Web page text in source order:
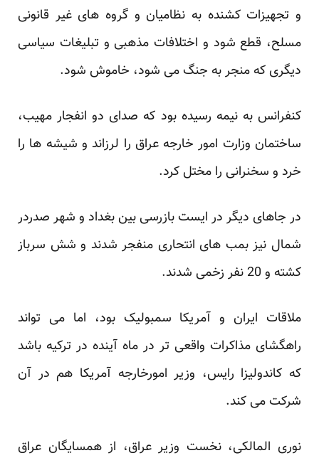
و تجهیزات کشنده به نظامیان و گروه های غیر قانونی
مسلح، قطع شود و اختلافات مذهبی و تبلیغات سیاسی
دیگری که منجر به جنگ می شود، خاموش شود.
کنفرانس به نیمه رسیده بود که صدای دو انفجار مهیب،
ساختمان وزارت امور خارجه عراق را لرزاند و شیشه ها را
خرد و سخنرانی را مختل کرد.
در جاهای دیگر در ایست بازرسی بین بغداد و شهر صدردر
شمال نیز بمب های انتحاری منفجر شدند و شش سرباز
کشته و 20 نفر زخمی شدند.
ملاقات ایران و آمریکا سمبولیک بود، اما می تواند
راهگشای مذاکرات واقعی تر در ماه آینده در ترکیه باشد
که کاندولیزا رایس، وزیر امورخارجه آمریکا هم در آن
شرکت می کند.
نوری المالکی، نخست وزیر عراق، از همسایگان عراق